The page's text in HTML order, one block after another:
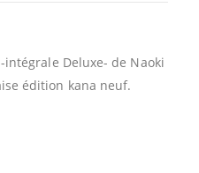
Deluxe- de Naoki
édition kana neuf.